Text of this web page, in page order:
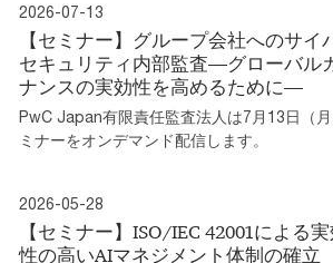
2026-07-13
【セミナー】グループ会社へのサイ
セキュリティ内部監査―グローバル
ナンスの実効性を高めるために―
PwC Japan有限責任監査法人は7月13日（
ミナーをオンデマンド配信します。
2026-05-28
【セミナー】ISO/IEC 42001による
性の高いAIマネジメント体制の確立